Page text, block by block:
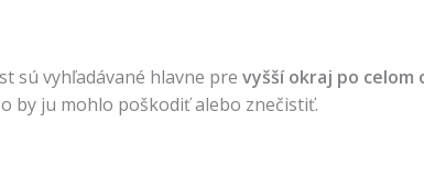
sú vyhľadávané hlavne pre vyšší okraj po celom
by ju mohlo poškodiť alebo znečistiť.